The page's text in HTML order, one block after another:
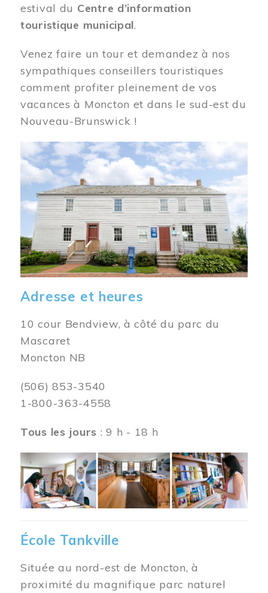
estival du Centre d’information
touristique municipal.
Venez faire un tour et demandez à nos
sympathiques conseillers touristiques
comment profiter pleinement de vos
vacances à Moncton et dans le sud-est du
Nouveau-Brunswick !
Image
Adresse et heures
10 cour Bendview, à côté du parc du
Mascaret
Moncton NB
(506) 853-3540
1-800-363-4558
Tous les jours : 9 h - 18 h
Image
École Tankville
Située au nord-est de Moncton, à
proximité du magnifique parc naturel